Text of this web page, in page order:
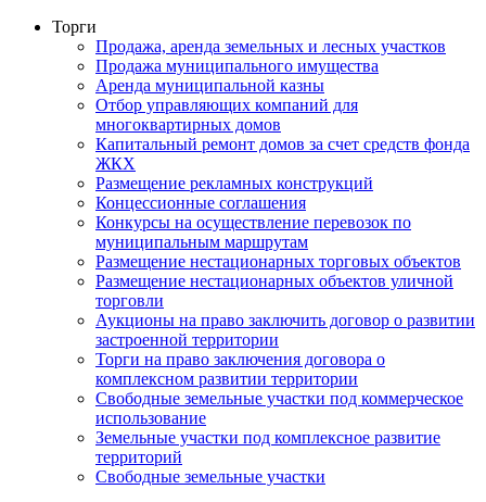
Торги
Продажа, аренда земельных и лесных участков
Продажа муниципального имущества
Аренда муниципальной казны
Отбор управляющих компаний для
многоквартирных домов
Капитальный ремонт домов за счет средств фонда
ЖКХ
Размещение рекламных конструкций
Концессионные соглашения
Конкурсы на осуществление перевозок по
муниципальным маршрутам
Размещение нестационарных торговых объектов
Размещение нестационарных объектов уличной
торговли
Аукционы на право заключить договор о развитии
застроенной территории
Торги на право заключения договора о
комплексном развитии территории
Свободные земельные участки под коммерческое
использование
Земельные участки под комплексное развитие
территорий
Свободные земельные участки